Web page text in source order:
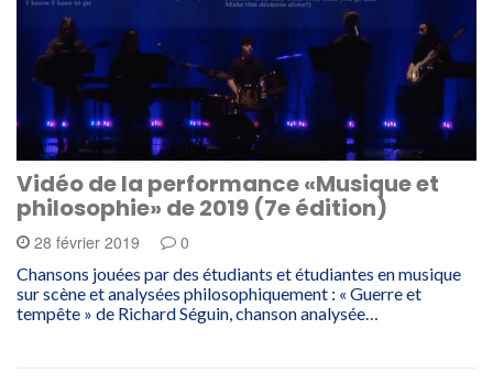
Vidéo de la performance «Musique et
philosophie» de 2019 (7e édition)
28 février 2019 0
Chansons jouées par des étudiants et étudiantes en musique
sur scène et analysées philosophiquement : « Guerre et
tempête » de Richard Séguin, chanson analysée…